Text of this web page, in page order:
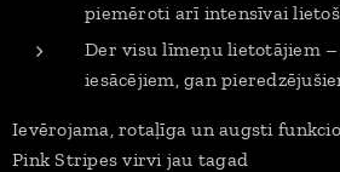
piemēroti arī intensīvai
Der visu līmeņu lietotājiem
iesācējiem, gan
Ievērojama, rotaļīga un augsti
Pink Stripes virvi jau tagad